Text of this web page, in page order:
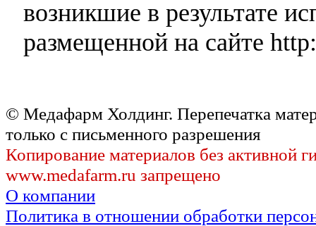
возникшие в результате
размещенной на сайте
© Медафарм Холдинг. Перепечатка
только с письменного разрешения
Копирование материалов без активной
www.medafarm.ru запрещено
О компании
Политика в отношении обработки